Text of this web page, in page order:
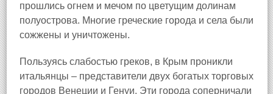
прошлись огнем и мечом по цветущим долинам
полуострова. Многие греческие города и села были
сожжены и уничтожены.
Пользуясь слабостью греков, в Крым проникли
итальянцы – представители двух богатых торговых
городов Венеции и Генуи. Эти города соперничали